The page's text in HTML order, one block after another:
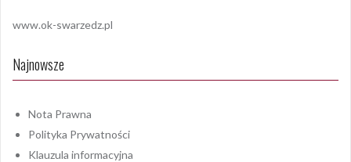
www.ok-swarzedz.pl
Najnowsze
Nota Prawna
Polityka Prywatności
Klauzula informacyjna